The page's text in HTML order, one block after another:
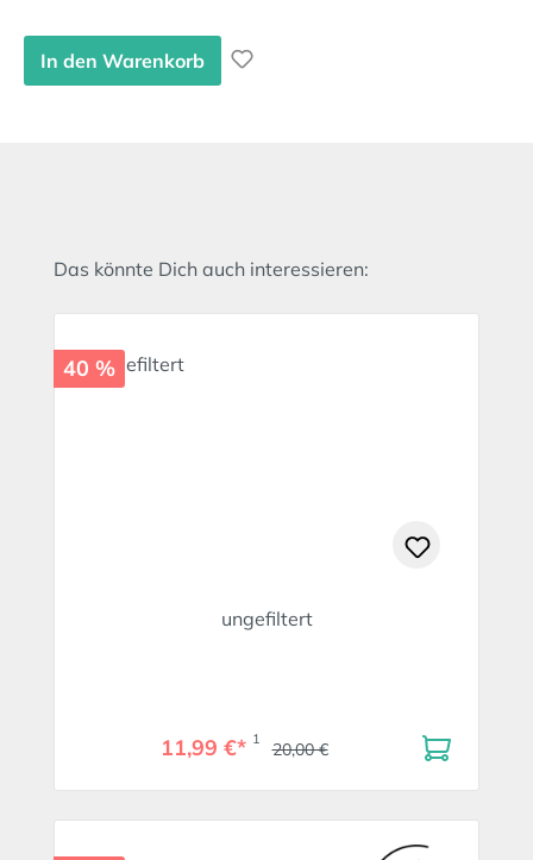
In den Warenkorb
Produktgalerie überspringen
Das könnte Dich auch interessieren:
40 %
ungefiltert
11,99 €* 1 20,00 €